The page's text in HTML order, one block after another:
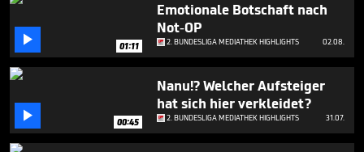
 01:11
Emotionale Botschaft nach
Not-OP
2. BUNDESLIGA MEDIATHEK HIGHLIGHTS 02.08.
 00:45
Nanu!? Welcher Aufsteiger
hat sich hier verkleidet?
2. BUNDESLIGA MEDIATHEK HIGHLIGHTS 31.07.